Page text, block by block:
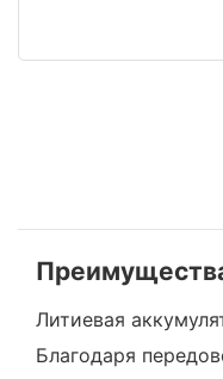
Литиевая
Благодаря